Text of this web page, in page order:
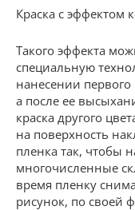
Краска с эффектом
Такого эффекта
специальную
нанесении первого
а после ее
краска другого
на поверхность
пленка так, чтобы
многочисленные
время пленку
рисунок, по своей